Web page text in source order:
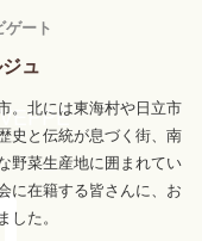
ート
ュ
。北には東海村や日立市
史と伝統が息づく街、南
野菜生産地に囲まれてい
に在籍する皆さんに、お
た。